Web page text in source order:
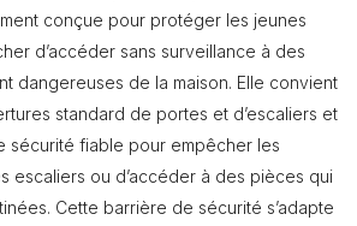
conçue pour protéger les jeunes
d’accéder sans surveillance à des
dangereuses de la maison. Elle convient
standard de portes et d’escaliers et
sécurité fiable pour empêcher les
escaliers ou d’accéder à des pièces qui
Cette barrière de sécurité s’adapte